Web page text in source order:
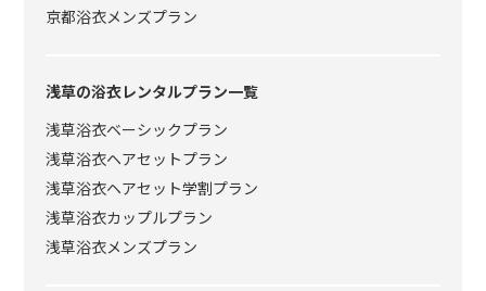
京都浴衣メンズプラン
浅草の浴衣レンタルプラン一覧
浅草浴衣ベーシックプラン
浅草浴衣ヘアセットプラン
浅草浴衣ヘアセット学割プラン
浅草浴衣カップルプラン
浅草浴衣メンズプラン